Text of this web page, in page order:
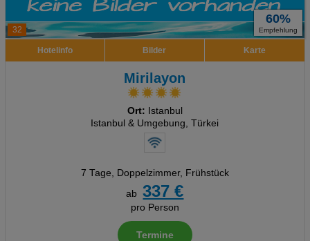
32
60%
Empfehlung
Hotelinfo Bilder Karte
Mirilayon
Ort: Istanbul
Istanbul & Umgebung, Türkei
7 Tage, Doppelzimmer, Frühstück
ab
337 €
pro Person
Termine